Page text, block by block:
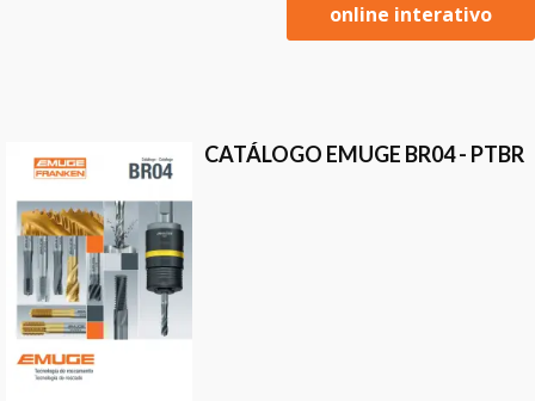
online interativo
CATÁLOGO EMUGE BR04 - PTBR